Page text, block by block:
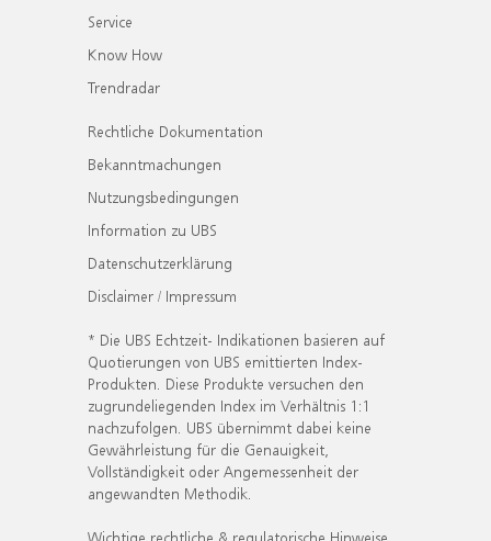
Service
Know How
Trendradar
Rechtliche Dokumentation
Bekanntmachungen
Nutzungsbedingungen
Information zu UBS
Datenschutzerklärung
Disclaimer / Impressum
* Die UBS Echtzeit- Indikationen basieren auf
Quotierungen von UBS emittierten Index-
Produkten. Diese Produkte versuchen den
zugrundeliegenden Index im Verhältnis 1:1
nachzufolgen. UBS übernimmt dabei keine
Gewährleistung für die Genauigkeit,
Vollständigkeit oder Angemessenheit der
angewandten Methodik.